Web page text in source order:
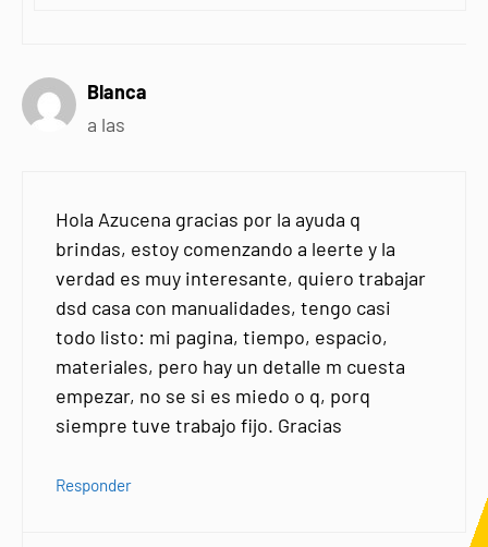
Blanca
a las
Hola Azucena gracias por la ayuda q
brindas, estoy comenzando a leerte y la
verdad es muy interesante, quiero trabajar
dsd casa con manualidades, tengo casi
todo listo: mi pagina, tiempo, espacio,
materiales, pero hay un detalle m cuesta
empezar, no se si es miedo o q, porq
siempre tuve trabajo fijo. Gracias
Responder